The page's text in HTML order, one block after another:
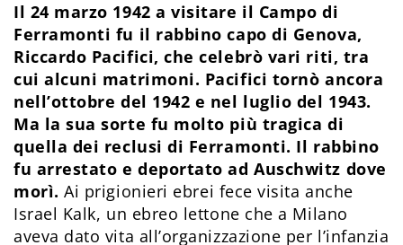
Il 24 marzo 1942 a visitare il Campo di
Ferramonti fu il rabbino capo di Genova,
Riccardo Pacifici, che celebrò vari riti, tra
cui alcuni matrimoni. Pacifici tornò ancora
nell’ottobre del 1942 e nel luglio del 1943.
Ma la sua sorte fu molto più tragica di
quella dei reclusi di Ferramonti. Il rabbino
fu arrestato e deportato ad Auschwitz dove
morì.Ai prigionieri ebrei fece visita anche
Israel Kalk, un ebreo lettone che a Milano
aveva dato vita all’organizzazione per l’infanzia